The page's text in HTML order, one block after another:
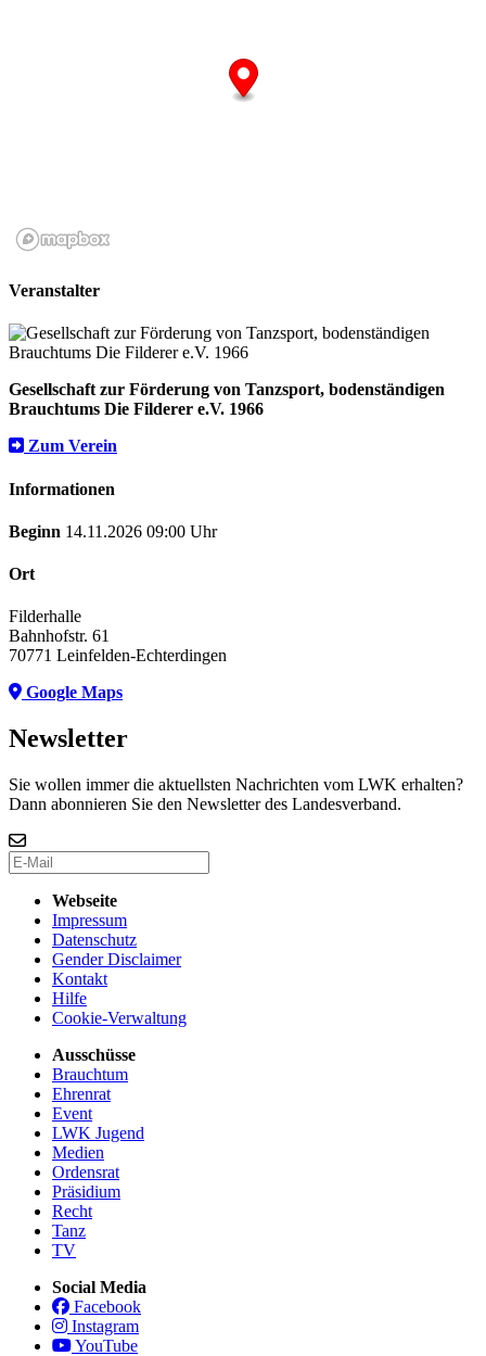
Veranstalter
Gesellschaft zur Förderung von Tanzsport, bodenständigen
Brauchtums Die Filderer e.V. 1966
Zum Verein
Informationen
Beginn 14.11.2026 09:00 Uhr
Ort
Filderhalle
Bahnhofstr. 61
70771 Leinfelden-Echterdingen
Google Maps
Newsletter
Sie wollen immer die aktuellsten Nachrichten vom LWK erhalten?
Dann abonnieren Sie den Newsletter des Landesverband.
Webseite
Impressum
Datenschutz
Gender Disclaimer
Kontakt
Hilfe
Cookie-Verwaltung
Ausschüsse
Brauchtum
Ehrenrat
Event
LWK Jugend
Medien
Ordensrat
Präsidium
Recht
Tanz
TV
Social Media
Facebook
Instagram
YouTube